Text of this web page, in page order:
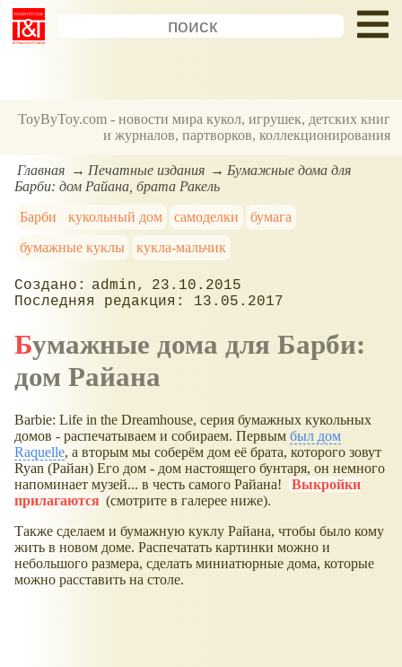
ToyByToy.com - новости мира кукол, игрушек, детских книг
и журналов, партворков, коллекционирования
Главная Печатные издания
Бумажные дома для
Барби: дом Райана, брата Ракель
Барби
кукольный дом самоделки
бумага
бумажные куклы
кукла-мальчик
admin
23.10.2015
13.05.2017
Бумажные дома для Барби:
дом Райана
Barbie: Life in the Dreamhouse, серия бумажных кукольных
домов - распечатываем и собираем. Первым был дом
Raquelle, а вторым мы соберём дом её брата, которого зовут
Ryan (Райан) Его дом - дом настоящего бунтаря, он немного
напоминает музей... в честь самого Райана!
Выкройки
прилагаются (смотрите в галерее ниже).
Также сделаем и бумажную куклу Райана, чтобы было кому
жить в новом доме. Распечатать картинки можно и
небольшого размера, сделать миниатюрные дома, которые
можно расставить на столе.